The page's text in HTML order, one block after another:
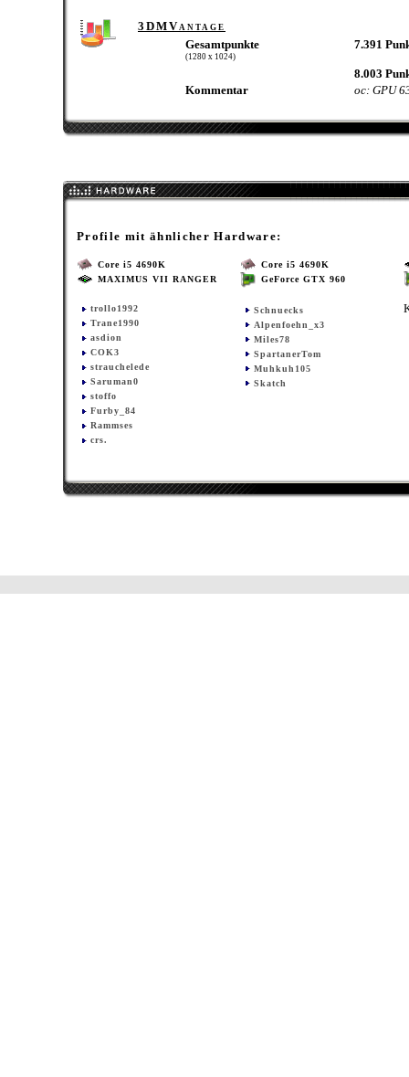
3DMVantage
Gesamtpunkte
(1280 x 1024)
7.391
8.003
Kommentar
oc: GPU
Profile mit ähnlicher Hardware:
Core i5 4690K
MAXIMUS VII RANGER
trollo1992
Trane1990
asdion
COK3
strauchelede
Saruman0
stoffo
Furby_84
Rammses
crs.
Core i5 4690K
GeForce GTX 960
Schnuecks
Alpenfoehn_x3
Miles78
SpartanerTom
Muhkuh105
Skatch